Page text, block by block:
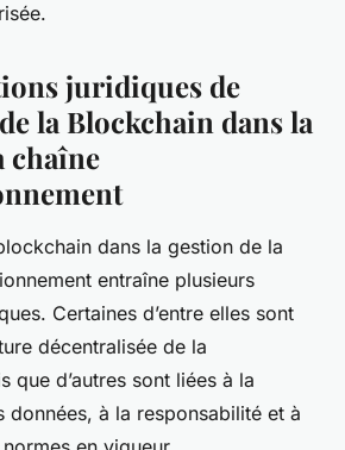
juridiques de
la Blockchain dans la
chaîne
dans la gestion de la
entraîne plusieurs
Certaines d’entre elles sont
décentralisée de la
que d’autres sont liées à la
données, à la responsabilité et à